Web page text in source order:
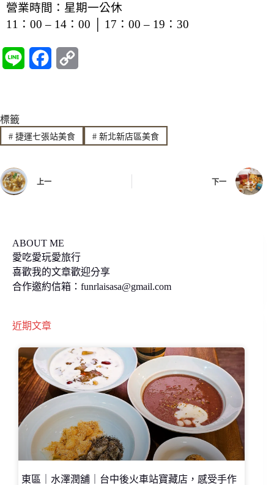
營業時間：星期一公休
11：00 – 14：00 │ 17：00 – 19：30
e e
b
y
L
標籤
#捷運七張站美食 #新北新店區美食
上一 下一
ABOUT ME
愛吃愛玩愛旅行
喜歡我的文章歡迎分享
合作邀約信箱： funrlaisasa@gmail.com
近期文章
東區｜水澤潤舖｜台中後火車站寶藏店，感受手作